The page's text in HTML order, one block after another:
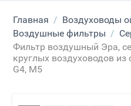
Главная / Воздуховоды
Воздушные фильтры /
Фильтр воздушный Эра,
круглых воздуховодов из
G4, M5